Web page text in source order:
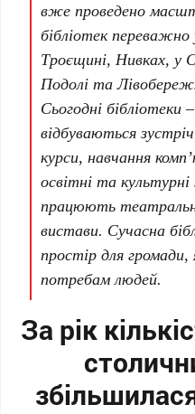
вже проведено
бібліотекпереважно
Троєщині,Нивках, у
Подолі та
Сьогодні
відбуваються
курси, навчання
освітні та
працюють
вистави. Сучасна
простір для громади,
потребам людей.
За рік